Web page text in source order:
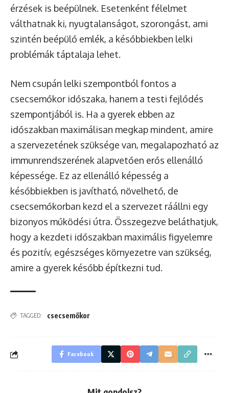
érzések is beépülnek. Esetenként félelmet
válthatnak ki, nyugtalanságot, szorongást, ami
szintén beépülő emlék, a későbbiekben lelki
problémák táptalaja lehet.
Nem csupán lelki szempontból fontos a
csecsemőkor időszaka, hanem a testi fejlődés
szempontjából is. Ha a gyerek ebben az
időszakban maximálisan megkap mindent, amire
a szervezetének szüksége van, megalapozható az
immunrendszerének alapvetően erős ellenálló
képessége. Ez az ellenálló képesség a
későbbiekben is javítható, növelhető, de
csecsemőkorban kezd el a szervezet ráállni egy
bizonyos működési útra. Összegezve beláthatjuk,
hogy a kezdeti időszakban maximális figyelemre
és pozitív, egészséges környezetre van szükség,
amire a gyerek később építkezni tud.
TAGGED: csecsemőkor
Facebook